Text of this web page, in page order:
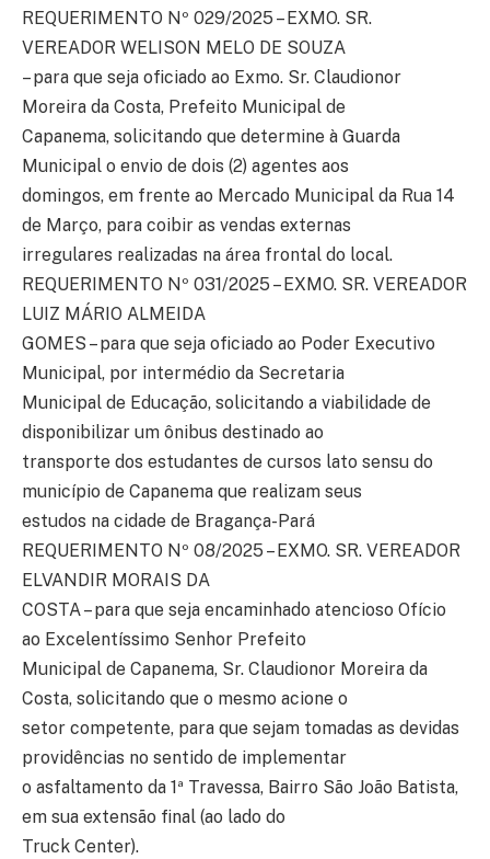
REQUERIMENTO Nº 029/2025 – EXMO. SR.
VEREADOR WELISON MELO DE SOUZA
– para que seja oficiado ao Exmo. Sr. Claudionor
Moreira da Costa, Prefeito Municipal de
Capanema, solicitando que determine à Guarda
Municipal o envio de dois (2) agentes aos
domingos, em frente ao Mercado Municipal da Rua 14
de Março, para coibir as vendas externas
irregulares realizadas na área frontal do local.
REQUERIMENTO Nº 031/2025 – EXMO. SR. VEREADOR
LUIZ MÁRIO ALMEIDA
GOMES – para que seja oficiado ao Poder Executivo
Municipal, por intermédio da Secretaria
Municipal de Educação, solicitando a viabilidade de
disponibilizar um ônibus destinado ao
transporte dos estudantes de cursos lato sensu do
município de Capanema que realizam seus
estudos na cidade de Bragança-Pará
REQUERIMENTO Nº 08/2025 – EXMO. SR. VEREADOR
ELVANDIR MORAIS DA
COSTA – para que seja encaminhado atencioso Ofício
ao Excelentíssimo Senhor Prefeito
Municipal de Capanema, Sr. Claudionor Moreira da
Costa, solicitando que o mesmo acione o
setor competente, para que sejam tomadas as devidas
providências no sentido de implementar
o asfaltamento da 1ª Travessa, Bairro São João Batista,
em sua extensão final (ao lado do
Truck Center).